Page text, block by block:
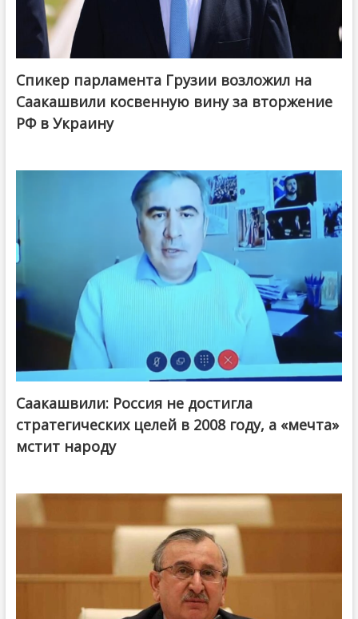
Спикер парламента Грузии возложил на
Саакашвили косвенную вину за вторжение
РФ в Украину
Саакашвили: Россия не достигла
стратегических целей в 2008 году, а «мечта»
мстит народу